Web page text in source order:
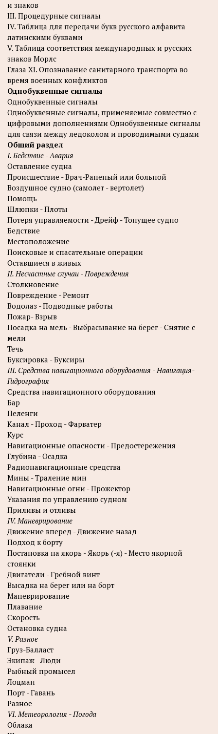
и знаков
III. Процедурные сигналы
IV. Таблица для передачи букв русского алфавита
латинскими буквами
V. Таблица соответствия международных и русских
знаков Морлс
Глаза XI. Опознавание санитарного транспорта во
время военных конфликтов
Однобуквенные сигналы
Однобуквенные сигналы
Однобуквенные сигналы, применяемые совместно с
цифровыми дополнениями Однобуквенные сигналы
для связи между ледоколом и проводимыми судами
Общий раздел
I. Бедствие - Авария
Оставление судна
Происшествие - Врач-Раненый или больной
Воздушное судно (самолет - вертолет)
Помощь
Шлюпки - Плоты
Потеря управляемости - Дрейф - Тонущее судно
Бедствие
Местоположение
Поисковые и спасательные операции
Оставшиеся в живых
II. Несчастные случаи - Повреждения
Столкновение
Повреждение - Ремонт
Водолаз - Подводные работы
Пожар- Взрыв
Посадка на мель - Выбрасывание на берег - Снятие с
мели
Течь
Буксировка - Буксиры
III. Средства навигационного оборудования - Навигация-
Гидрография
Средства навигационного оборудования
Бар
Пеленги
Канал - Проход - Фарватер
Курс
Навигационные опасности - Предостережения
Глубина - Осадка
Радионавигационные средства
Мины - Траление мин
Навигационные огни - Прожектор
Указания по управлению судном
Приливы и отливы
IV. Маневрирование
Движение вперед - Движение назад
Подход к борту
Постановка на якорь - Якорь (-я) - Место якорной
стоянки
Двигатели - Гребной винт
Высадка на берег или на борт
Маневрирование
Плавание
Скорость
Остановка судна
V. Разное
Груз-Балласт
Экипаж - Люди
Рыбный промысел
Лоцман
Порт - Гавань
Разное
VI. Метеорология - Погода
Облака